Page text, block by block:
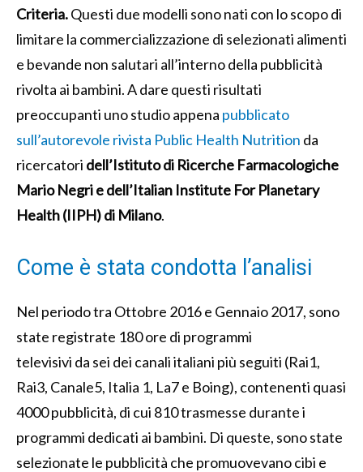
Criteria.Questi due modelli sono nati con lo scopo di
limitare la commercializzazione di selezionati alimenti
e bevande non salutari all’interno della pubblicità
rivolta ai bambini. A dare questi risultati
preoccupanti uno studio appena pubblicato
sull’autorevole rivista Public Health Nutrition da
ricercatori dell’Istituto di Ricerche Farmacologiche
Mario Negri e dell’Italian Institute For Planetary
Health (IIPH) di Milano.
Come è stata condotta l’analisi
Nel periodo tra Ottobre 2016 e Gennaio 2017, sono
state registrate 180 ore di programmi
televisivi da sei dei canali italiani più seguiti (Rai1,
Rai3, Canale5, Italia 1, La7 e Boing), contenenti quasi
4000 pubblicità, di cui 810 trasmesse durante i
programmi dedicati ai bambini. Di queste, sono state
selezionate le pubblicità che promuovevano cibi e